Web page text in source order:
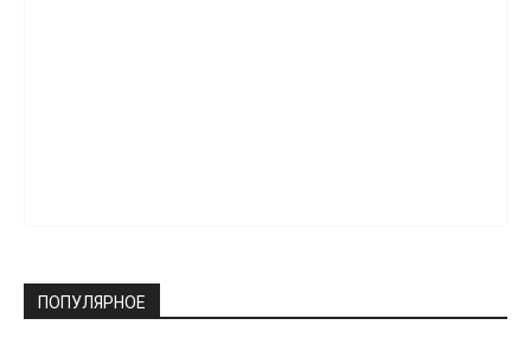
ПОПУЛЯРНОЕ